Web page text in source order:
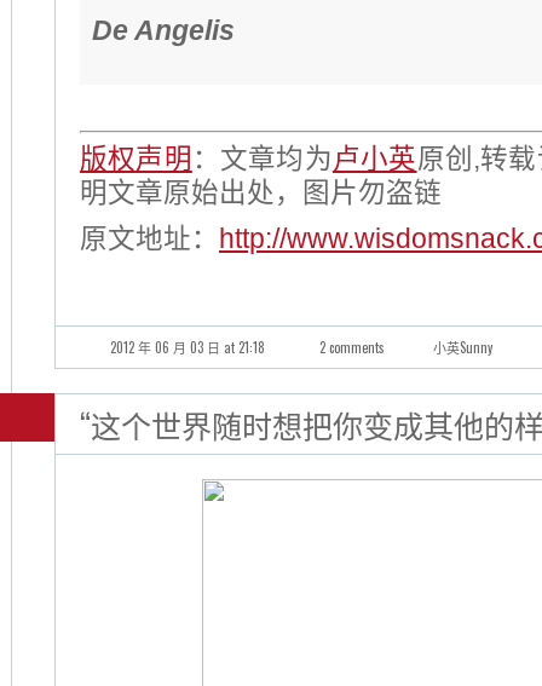
De Angelis
版权声明 ：文章均为卢小英原创,转
明文章原始出处，图片勿盗链
原文地址：
http://
2012 年 06 月 03 日 at 21:18 2 comments 小英Sunny
“这个世界随时想把你变成其他的